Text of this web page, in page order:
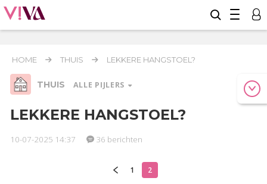
HOME THUIS LEKKERE HANGSTOEL?
THUIS ALLE PIJLERS
Relaties Werk & Studie
COVID-19
Entertainment
LEKKERE HANGSTOEL?
10-07-2025 14:37 36 berichten
1 2